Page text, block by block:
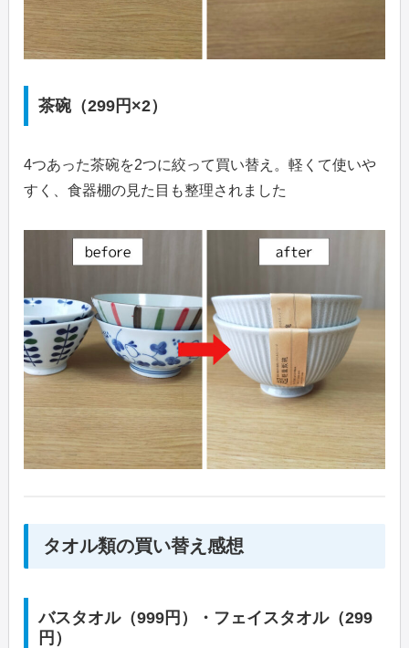
茶碗（299円×2）
4つあった茶碗を2つに絞って買い替え。軽くて使いや
すく、食器棚の見た目も整理されました
タオル類の買い替え感想
バスタオル（999円）・フェイスタオル（299
円）